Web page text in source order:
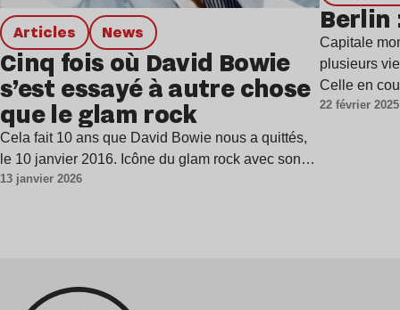
Articles news
Cinq fois où David Bowie
s’est essayé à autre chose
que le glam rock
Cela fait 10 ans que David Bowie nous a quittés,
le 10 janvier 2016. Icône du glam rock avec son…
13 janvier 2026
Berlin
Capitale
plusieurs
Celle en
22 février 2025